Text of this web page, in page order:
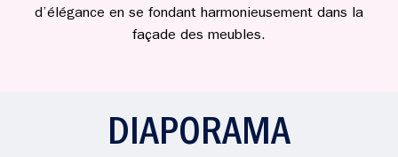
d’élégance en se fondant harmonieusement dans la
façade des meubles.
DIAPORAMA